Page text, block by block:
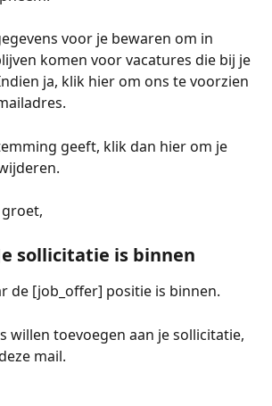
voor je bewaren om in
komen voor vacatures die bij je
ja, klik hier om ons te voorzien
geeft, klik dan hier om je
sollicitatie is binnen
de [job_offer] positie is binnen.
willen toevoegen aan je sollicitatie,
mail.